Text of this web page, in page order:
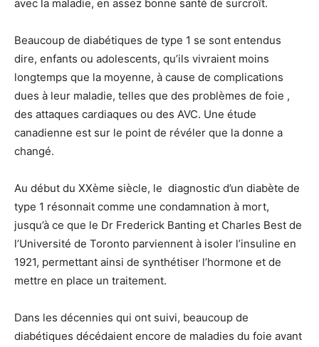
avec la maladie, en assez bonne santé de surcroît.
Beaucoup de diabétiques de type 1 se sont entendus
dire, enfants ou adolescents, qu’ils vivraient moins
longtemps que la moyenne, à cause de complications
dues à leur maladie, telles que des problèmes de foie ,
des attaques cardiaques ou des AVC. Une étude
canadienne est sur le point de révéler que la donne a
changé.
Au début du XXème siècle, le diagnostic d’un diabète de
type 1 résonnait comme une condamnation à mort,
jusqu’à ce que le Dr Frederick Banting et Charles Best de
l’Université de Toronto parviennent à isoler l’insuline en
1921, permettant ainsi de synthétiser l’hormone et de
mettre en place un traitement.
Dans les décennies qui ont suivi, beaucoup de
diabétiques décédaient encore de maladies du foie avant